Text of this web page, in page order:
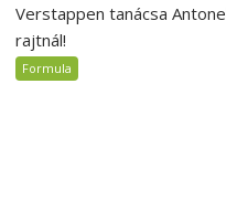
Verstappen tanácsa
rajtnál!
Formula